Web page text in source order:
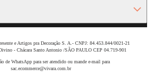
e Artigos pra Decoração S. A.- CNPJ: 84.453.844/0021-21
- Chácara Santo Antonio /SÃO PAULO CEP 04.719-901
de WhatsApp para ser atendido ou mande e-mail para
sac.ecommerce@vivara.com.br